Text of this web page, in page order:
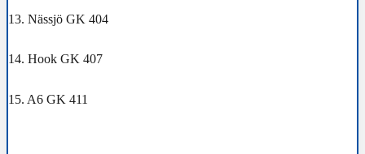
13. Nässjö GK 404
14. Hook GK 407
15. A6 GK 411